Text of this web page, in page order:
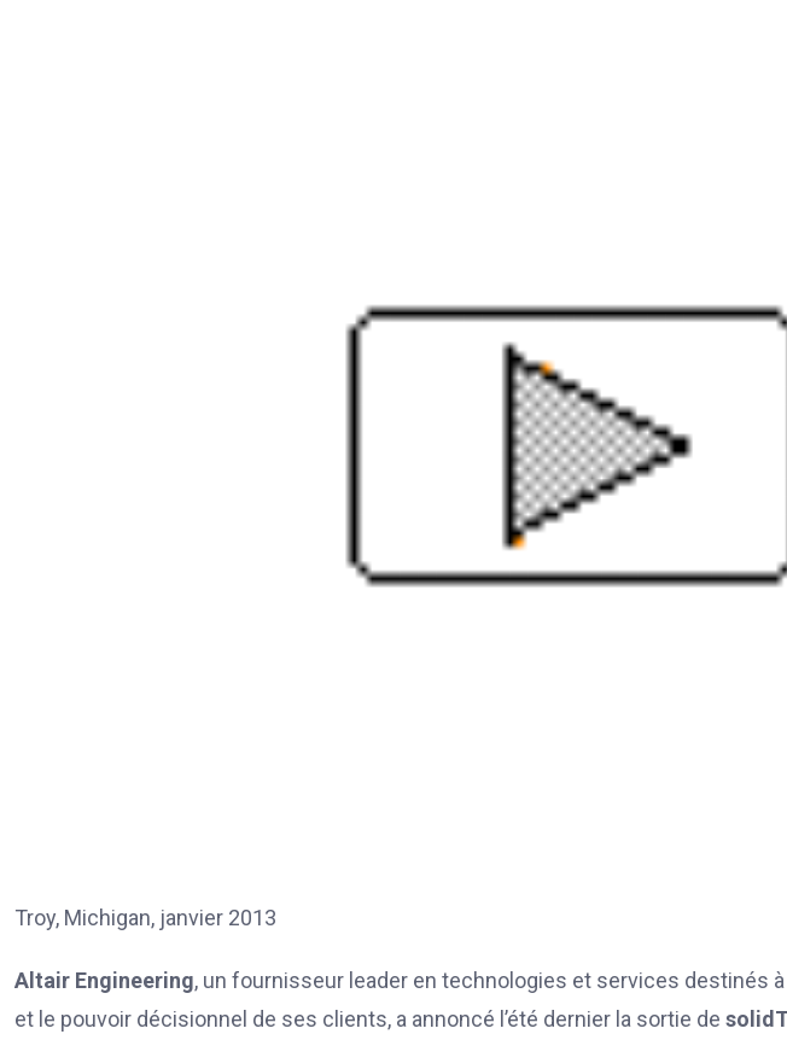
Troy, Michigan, janvier 2013
Altair Engineering, un fournisseur leader en technologies et services destinés
et le pouvoir décisionnel de ses clients, a annoncé l’été dernier la sortie de